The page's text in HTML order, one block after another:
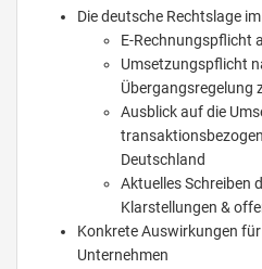
Die deutsche Rechtslage
E-Rechnungspflicht
Umsetzungspflicht
Übergangsregelung
Ausblick auf die
Deutschland
Aktuelles Schreiben
Klarstellungen &
Konkrete Auswirkungen
Unternehmen